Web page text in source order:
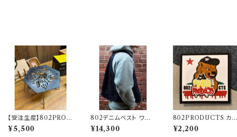
【受注生産】802PROD
UCTS 五徳 【TRIBA
L SUN】
¥5,500
802デニムベスト ワン
ウォッシュタイプ
¥14,300
802PRODUCTS カリ
フォルニアベア ラバーワ
ッペン
¥2,200